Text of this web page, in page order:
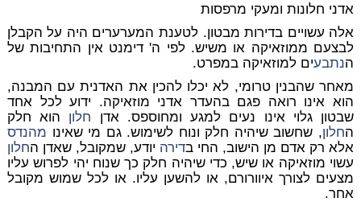
אדני חלונות ומעקי מרפסות
אלה עשויים בדירות מבטון. לטענת המערערים היה על הקבלן
לבצעם ממוזאיקה או משיש. לפי ה' דימנט אין התחיבות של
הנתבעים למוזאיקה במפרט.
מאחר שהבנין טרומי, לא יכלו להכין את האדנית עם המבנה,
הוא אינו רואה פגם בהעדר אדני מוזאיקה. ידוע לכל אחד
שבטון גלוי אינו נעים למגע ומחוספס. אדן חלון הוא חלק
החלון, שחשוב שיהיה חלק ונוח לשימוש. גם מי שאינו מהנדס
אלא רק אדם מן הישוב, החי בדירה יודע, שמקובל, שאדן החלון
עשוי מוזאיקה או שיש, כדי שיהיה חלק כך שנוח יהי לפרוש עליו
מצעים לצורך איוורורם, או להשען עליו. או לכל שמוש מקובל
אחר.